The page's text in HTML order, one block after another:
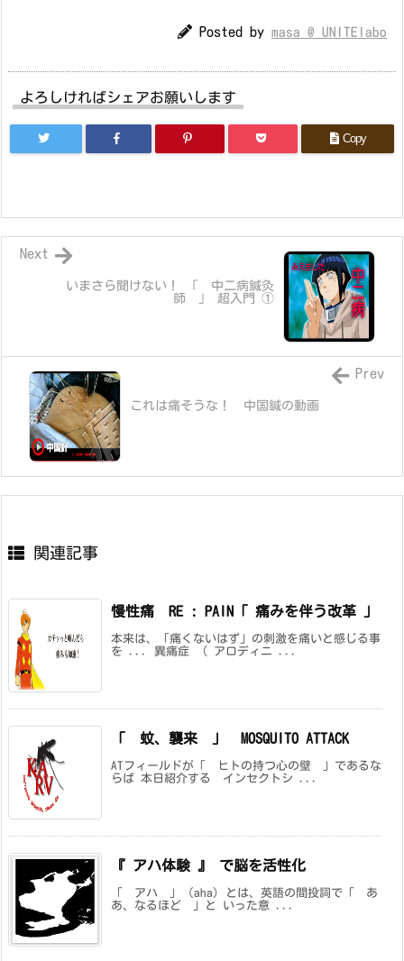
Posted by masa @ UNITElabo
よろしければシェアお願いします
Copy
いまさら聞けない！ 「 中二病鍼灸
師 」 超入門 ①
Next
これは痛そうな！ 中国鍼の動画
Prev
関連記事
慢性痛 RE : PAIN「 痛みを伴う改革 」
本来は、「痛くないはず」の刺激を痛いと感じる事
を ... 異痛症 （ アロディニ ...
「 蚊、襲来 」 MOSQUITO ATTACK
ATフィールドが「 ヒトの持つ心の壁 」であるな
らば 本日紹介する インセクトシ ...
『 アハ体験 』 で脳を活性化
「 アハ 」 (aha) とは、英語の間投詞で「 あ
あ、なるほど 」と いった意 ...